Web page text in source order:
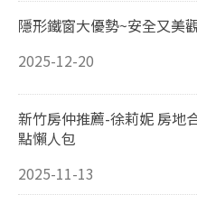
隱形鐵窗大優勢~安全又美
2025-12-20
新竹房仲推薦-徐莉妮 房地
點懶人包
2025-11-13